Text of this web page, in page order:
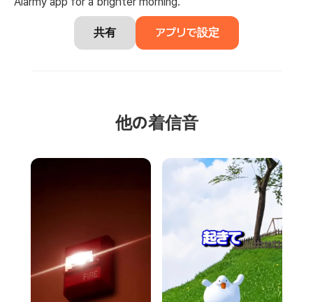
共有 アプリで設定
他の着信音